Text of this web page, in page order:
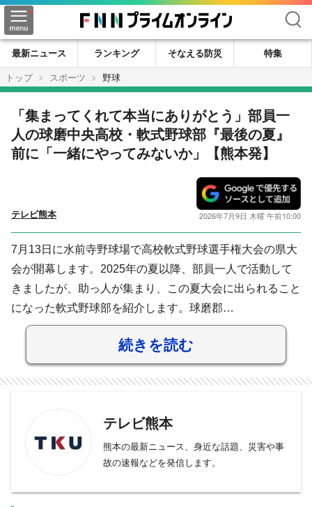
検索
最新ニュース ランキング そなえる防災
特集
トップ
スポーツ 野球
「集まってくれて本当にありがとう」部員一
人の球磨中央高校・軟式野球部『最後の夏』
前に「一緒にやってみないか」【熊本発】
テレビ熊本 2026年7月9日 木曜 午前10:00
7月13日に水前寺野球場で高校軟式野球選手権大会の県大
会が開幕します。2025年の夏以降、部員一人で活動して
きましたが、助っ人が集まり、この夏大会に出られること
になった軟式野球部を紹介します。球磨郡…
続きを読む
テレビ熊本
熊本の最新ニュース、身近な話題、災害や事
故の速報などを発信します。